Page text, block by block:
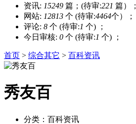
资讯: 15249 篇；(待审:221 篇）；
网站: 12813 个 (待审:4464个）；
评论: 8 个 (待审:1 个) ；
今日审核: 0 个 (待审:1 个) ；
首页 > 综合其它 > 百科资讯
秀友百
分类：百科资讯